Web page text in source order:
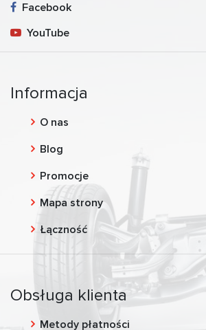
Facebook
YouTube
Informacja
O nas
Blog
Promocje
Mapa strony
Łączność
Obsługa klienta
Metody płatności